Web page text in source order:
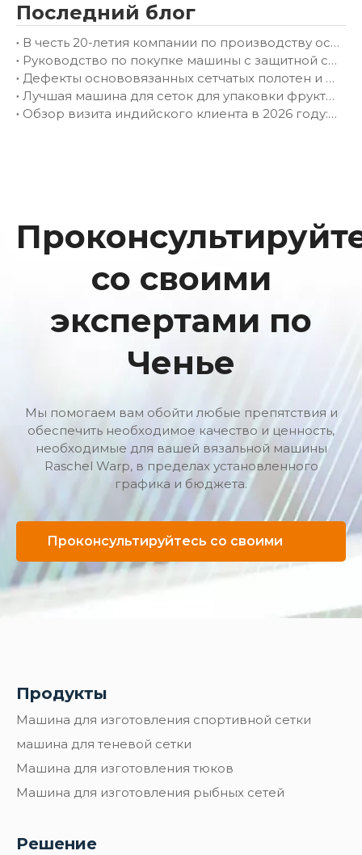
Последний блог
В честь 20-летия компании по производству основовязального оборудования в Чанчжоу Chenye
Руководство по покупке машины с защитной сеткой: как правильно выбрать основовязальную машину для вашей фабрики
Дефекты основовязанных сетчатых полотен и способы их устранения
Лучшая машина для сеток для упаковки фруктов: Полное руководство покупателя (2026 г.)
Обзор визита индийского клиента в 2026 году: углубленные технические дискуссии по мягким сумкам (пакетам для фруктов) и построению долгосрочного партнерства
со своими
экспертами по
Ченье
Мы помогаем вам обойти любые препятствия и
обеспечить необходимое качество и ценность,
необходимые для вашей вязальной машины
Raschel Warp, в пределах установленного
графика и бюджета.
Проконсультируйтесь со своими
экспертами по Ченье
Продукты
Машина для изготовления спортивной сетки
машина для теневой сетки
Машина для изготовления тюков
Машина для изготовления рыбных сетей
Решение